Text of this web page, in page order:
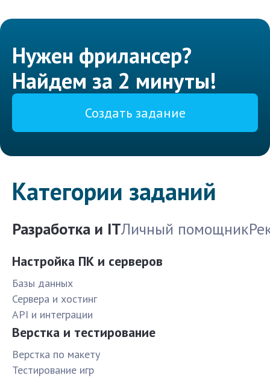
Нужен фрилансер?
Найдем за 2 минуты!
Создать задание
Категории заданий
Разработка и ITЛичный помощник
Настройка ПК и серверов
Базы данных
Сервера и хостинг
API и интеграции
Верстка и тестирование
Верстка по макету
Тестирование игр